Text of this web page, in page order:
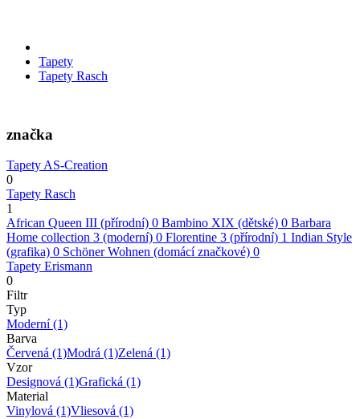
Tapety
Tapety Rasch
značka
Tapety AS-Creation
0
Tapety Rasch
1
African Queen III (přírodní) 0 Bambino XIX (dětské) 0 Barbara
Home collection 3 (moderní) 0 Florentine 3 (přírodní) 1 Indian Style
(grafika) 0 Schöner Wohnen (domácí značkové) 0
Tapety Erismann
0
Filtr
Typ
Moderní(1)
Barva
Červená (1)Modrá (1)Zelená (1)
Vzor
Designová (1)Grafická (1)
Material
Vinylová (1)Vliesová (1)